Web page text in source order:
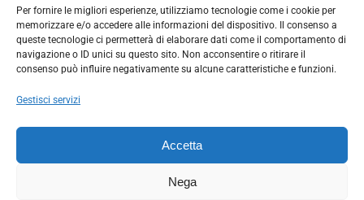
Per fornire le migliori esperienze, utilizziamo tecnologie come i cookie per
memorizzare e/o accedere alle informazioni del dispositivo. Il consenso a
queste tecnologie ci permetterà di elaborare dati come il comportamento di
navigazione o ID unici su questo sito. Non acconsentire o ritirare il
consenso può influire negativamente su alcune caratteristiche e funzioni.
Gestisci servizi
Accetta
Nega
La Società ha nominato il Responsabile della Protezione dei Dati Personali (DPO), figura specializzata che vigila sulle modalità
adottate dalla nostra Società per tutelare i Suoi dati personali.
Per contattare il DPO può scrivere a
La Società ha inoltre adottato un proprio Codice Etico, consultabile al seguente link: